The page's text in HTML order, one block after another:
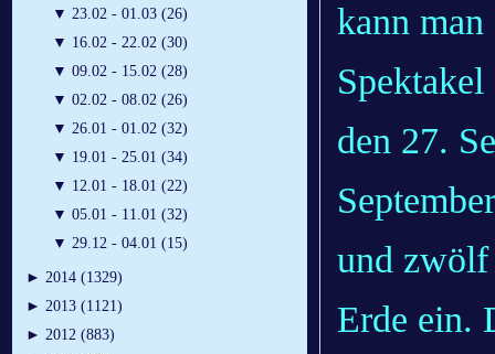
▼ 23.02 - 01.03 (26)
▼ 16.02 - 22.02 (30)
▼ 09.02 - 15.02 (28)
▼ 02.02 - 08.02 (26)
▼ 26.01 - 01.02 (32)
▼ 19.01 - 25.01 (34)
▼ 12.01 - 18.01 (22)
▼ 05.01 - 11.01 (32)
▼ 29.12 - 04.01 (15)
► 2014 (1329)
► 2013 (1121)
► 2012 (883)
kann man
den 27.
und zwölf
Erde ein.